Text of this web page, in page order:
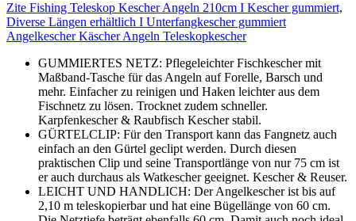
Zite Fishing Teleskop Kescher Angeln 210cm I Kescher gummiert,
Diverse Längen erhältlich I Unterfangkescher gummiert
Angelkescher Käscher Angeln Teleskopkescher
GUMMIERTES NETZ: Pflegeleichter Fischkescher mit
Maßband-Tasche für das Angeln auf Forelle, Barsch und
mehr. Einfacher zu reinigen und Haken leichter aus dem
Fischnetz zu lösen. Trocknet zudem schneller.
Karpfenkescher & Raubfisch Kescher stabil.
GÜRTELCLIP: Für den Transport kann das Fangnetz auch
einfach an den Gürtel geclipt werden. Durch diesen
praktischen Clip und seine Transportlänge von nur 75 cm ist
er auch durchaus als Watkescher geeignet. Kescher & Reuser.
LEICHT UND HANDLICH: Der Angelkescher ist bis auf
2,10 m teleskopierbar und hat eine Bügellänge von 60 cm.